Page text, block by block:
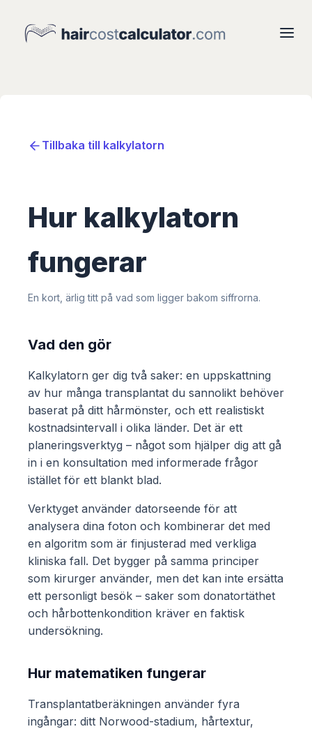
Tillbaka till kalkylatorn
Hur kalkylatorn
fungerar
En kort, ärlig titt på vad som ligger bakom siffrorna.
Vad den gör
Kalkylatorn ger dig två saker: en uppskattning
av hur många transplantat du sannolikt behöver
baserat på ditt hårmönster, och ett realistiskt
kostnadsintervall i olika länder. Det är ett
planeringsverktyg – något som hjälper dig att gå
in i en konsultation med informerade frågor
istället för ett blankt blad.
Verktyget använder datorseende för att
analysera dina foton och kombinerar det med
en algoritm som är finjusterad med verkliga
kliniska fall. Det bygger på samma principer
som kirurger använder, men det kan inte ersätta
ett personligt besök – saker som donatortäthet
och hårbottenkondition kräver en faktisk
undersökning.
Hur matematiken fungerar
Transplantatberäkningen använder fyra
ingångar: ditt Norwood-stadium, hårtextur,